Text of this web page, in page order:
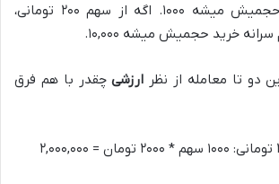
بخره، سرانه خرید حجمیش میشه ۱۰۰۰. اگه از سهم ۲۰۰ تومانی،
دو تا معامله از نظر ارزشیچقدر با هم فرق
برای سهم ۲۰۰۰ تومانی: ۱۰۰۰ سهم * ۲۰۰۰ تومان = ۲,۰۰۰,۰۰۰